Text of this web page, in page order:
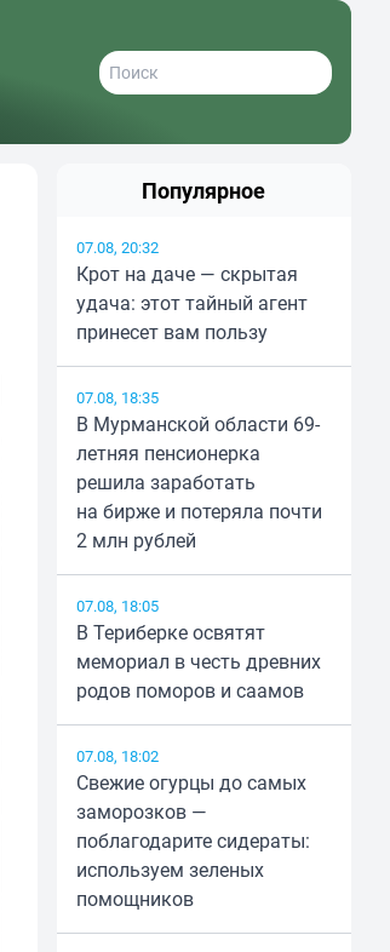
Популярное
07.08, 20:32
Крот на даче — скрытая
удача: этот тайный агент
принесет вам пользу
07.08, 18:35
В Мурманской области 69-
летняя пенсионерка
решила заработать
на бирже и потеряла почти
2 млн рублей
07.08, 18:05
В Териберке освятят
мемориал в честь древних
родов поморов и саамов
07.08, 18:02
Свежие огурцы до самых
заморозков —
поблагодарите сидераты:
используем зеленых
помощников